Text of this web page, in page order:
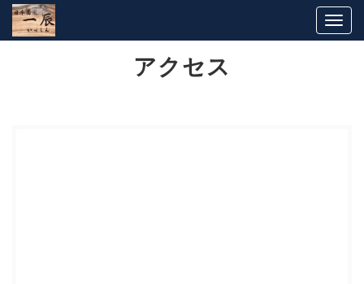
アクセス